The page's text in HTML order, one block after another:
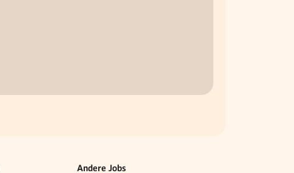
Andere Jobs